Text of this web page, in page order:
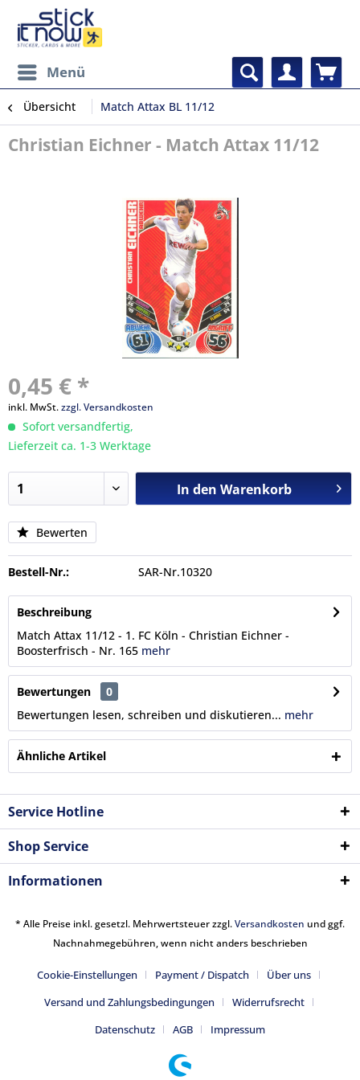
Menü
Übersicht Match Attax BL 11/12
Christian Eichner - Match Attax 11/12
0,45 € *
inkl. MwSt.zzgl. Versandkosten
Sofort versandfertig,
Lieferzeit ca. 1-3 Werktage
In den Warenkorb
Bewerten
Bestell-Nr.: SAR-Nr.10320
Beschreibung
Match Attax 11/12 - 1. FC Köln - Christian Eichner -
Boosterfrisch - Nr. 165 mehr
Bewertungen
0
Bewertungen lesen, schreiben und diskutieren... mehr
Ähnliche Artikel
Service Hotline
Shop Service
Informationen
* Alle Preise inkl. gesetzl. Mehrwertsteuer zzgl.Versandkosten und ggf.
Nachnahmegebühren, wenn nicht anders beschrieben
Cookie-Einstellungen Payment / Dispatch
Über uns
Versand und Zahlungsbedingungen
Widerrufsrecht
Datenschutz
AGB Impressum